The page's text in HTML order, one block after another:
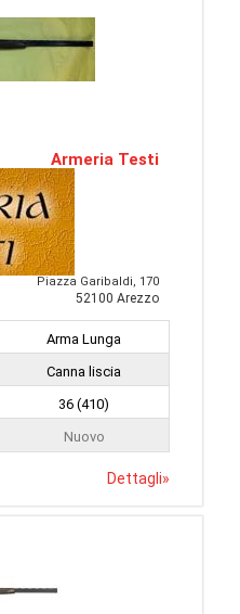
Armeria Testi
Piazza Garibaldi, 170
52100 Arezzo
Arma Lunga
Canna liscia
36 (410)
Nuovo
Dettagli»